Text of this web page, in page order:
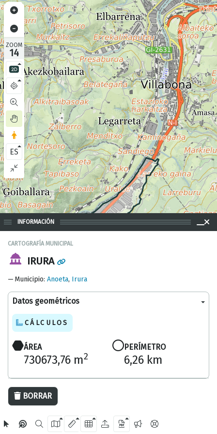
ZOOM
14
ES
OpenStreetMap
INFORMACIÓN
CARTOGRAFÍA MUNICIPAL
IRURA
Municipio: Anoeta, Irura
Datos geométricos
CÁLCULOS
ÁREA
730673,76 m2
PERÍMETRO
6,26 km
BORRAR